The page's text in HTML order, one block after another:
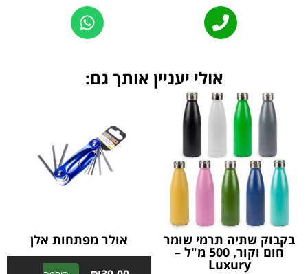
אולי יעניין אותך גם:
בקבוק שתיה תרמי שומר
חום וקור, 500 מ"ל –
Luxury
אולר מפתחות אלן